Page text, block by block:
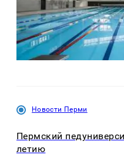
Новости Перми
Пермский
летию